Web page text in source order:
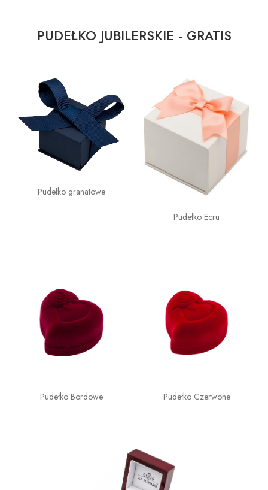
PUDEŁKO JUBILERSKIE - GRATIS
Pudełko granatowe
Pudełko Ecru
Pudełko Bordowe Pudełko Czerwone